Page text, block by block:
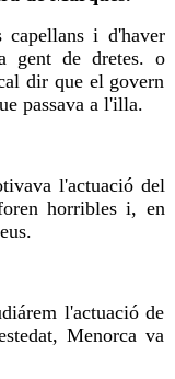
i d'haver
gent de dretes. o
dir que el govern
passava a l'illa.
l'actuació del
horribles i, en
l'actuació de
Menorca va